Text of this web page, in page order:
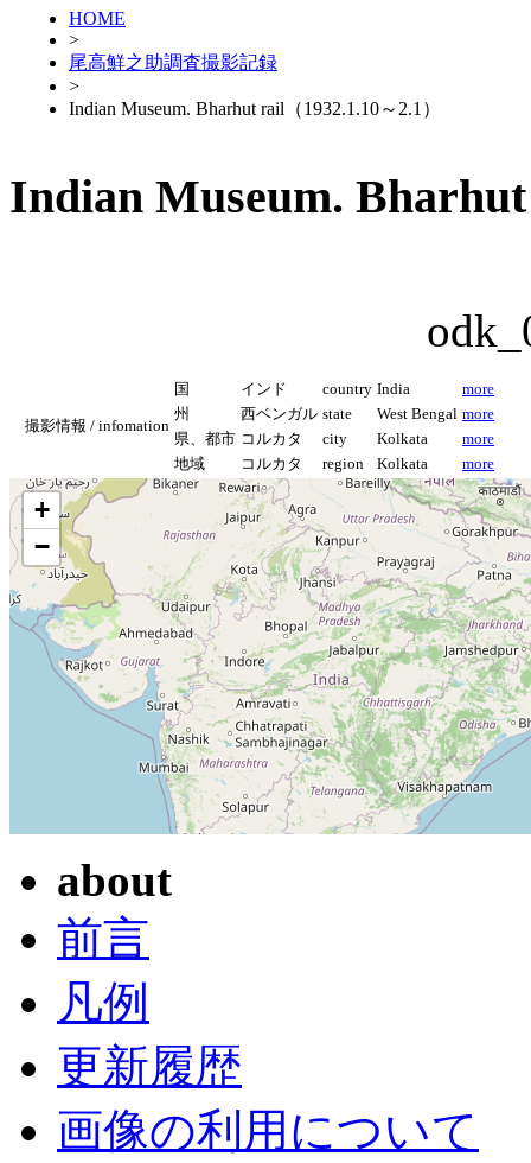
HOME
>
尾高鮮之助調査撮影記録
>
Indian Museum. Bharhut rail（1932.1.10～2.1）
Indian Museum.
撮影情報 / infomation
国 インド country India
more
州
西ベンガル state West Bengal more
県、都市 コルカタ city Kolkata
more
地域
コルカタ region Kolkata more
+
−
about
前言
凡例
更新履歴
画像の利用について